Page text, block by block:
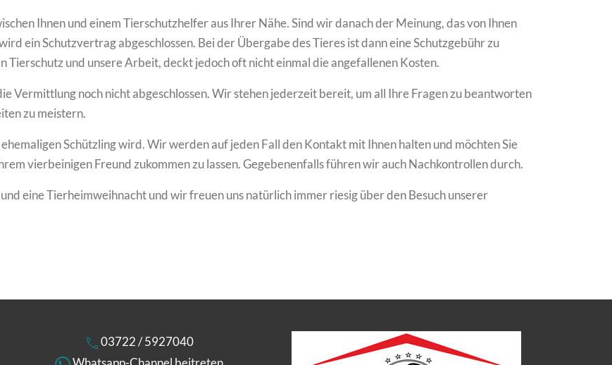
Ihnen und einem Tierschutzhelfer aus Ihrer Nähe. Sind wir danach der Meinung, das von Ihnen
ein Schutzvertrag abgeschlossen. Bei der Übergabe des Tieres ist dann eine Schutzgebühr zu
und unsere Arbeit, deckt jedoch oft nicht einmal die angefallenen Kosten.
Vermittlung noch nicht abgeschlossen. Wir stehen jederzeit bereit, um all Ihre Fragen zu beantworten
zu meistern.
Schützling wird. Wir werden auf jeden Fall den Kontakt mit Ihnen halten und möchten Sie
vierbeinigen Freund zukommen zu lassen. Gegebenenfalls führen wir auch Nachkontrollen durch.
eine Tierheimweihnacht und wir freuen uns natürlich immer riesig über den Besuch unserer
03722 / 5927040